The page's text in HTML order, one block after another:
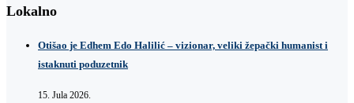
Lokalno
Otišao je Edhem Edo Halilić – vizionar, veliki žepački humanist i
istaknuti poduzetnik
15. Jula 2026.